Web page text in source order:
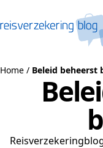
Home / Beleid beheerst